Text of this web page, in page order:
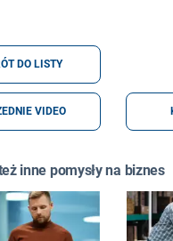
DO LISTY
VIDEO
inne pomysły na biznes